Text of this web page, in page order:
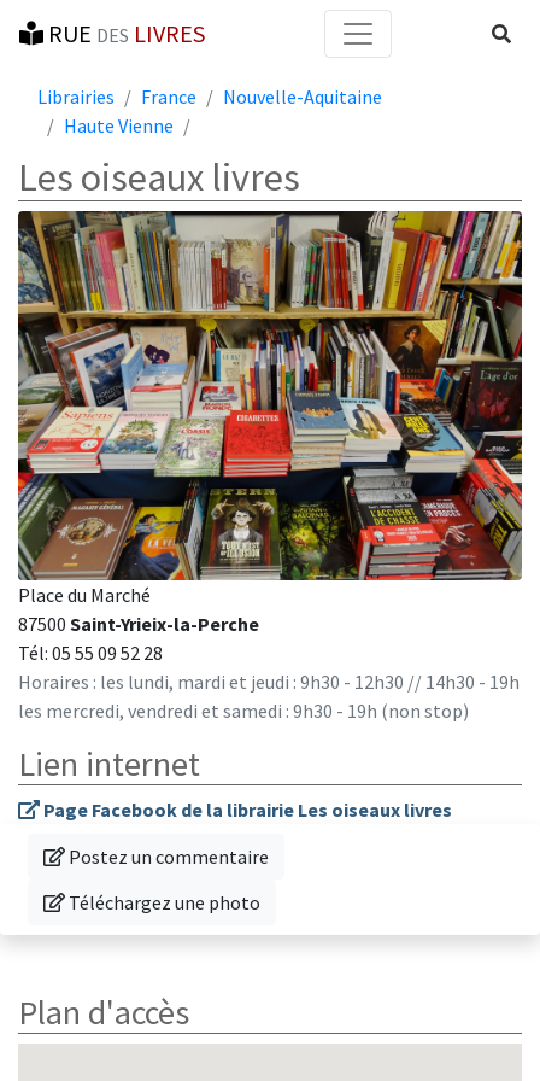
RUE DES LIVRES
Librairies France
Nouvelle-Aquitaine
Haute Vienne
Les oiseaux livres
Place du Marché
87500 Saint-Yrieix-la-Perche
Tél: 05 55 09 52 28
Horaires : les lundi, mardi et jeudi : 9h30 - 12h30 // 14h30 - 19h
les mercredi, vendredi et samedi : 9h30 - 19h (non stop)
Lien internet
Page Facebook de la librairie Les oiseaux livres
Donnez votre avis sur cette librairie
Postez un commentaire
Téléchargez une photo de cette librairie
Téléchargez une photo
Plan d'accès